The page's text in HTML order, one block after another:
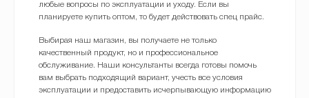
любые вопросы по эксплуатации и уходу. Если вы
планируете купить оптом, то будет действовать спец прайс.
Выбирая наш магазин, вы получаете не только
качественный продукт, но и профессиональное
обслуживание. Наши консультанты всегда готовы помочь
вам выбрать подходящий вариант, учесть все условия
эксплуатации и предоставить исчерпывающую информацию